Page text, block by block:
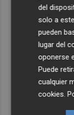
del
solo a
pueden
lugar del
oponerse
Puede
cualquier
cookies .